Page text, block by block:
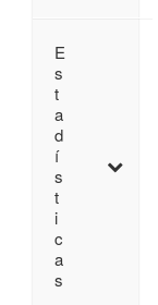
E
s
t
a
d
í
s
t
i
c
a
s